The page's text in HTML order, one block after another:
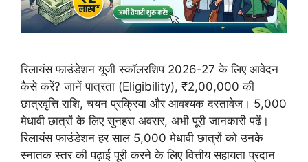
रिलायंस फाउंडेशन यूजी स्कॉलरशिप 2026-27 के लिए आवेदन
कैसे करें? जानें पात्रता (Eligibility), ₹2,00,000 की
छात्रवृत्ति राशि, चयन प्रक्रिया और आवश्यक दस्तावेज। 5,000
मेधावी छात्रों के लिए सुनहरा अवसर, अभी पूरी जानकारी पढ़ें।
रिलायंस फाउंडेशन हर साल 5,000 मेधावी छात्रों को उनके
स्नातक स्तर की पढ़ाई पूरी करने के लिए वित्तीय सहायता प्रदान